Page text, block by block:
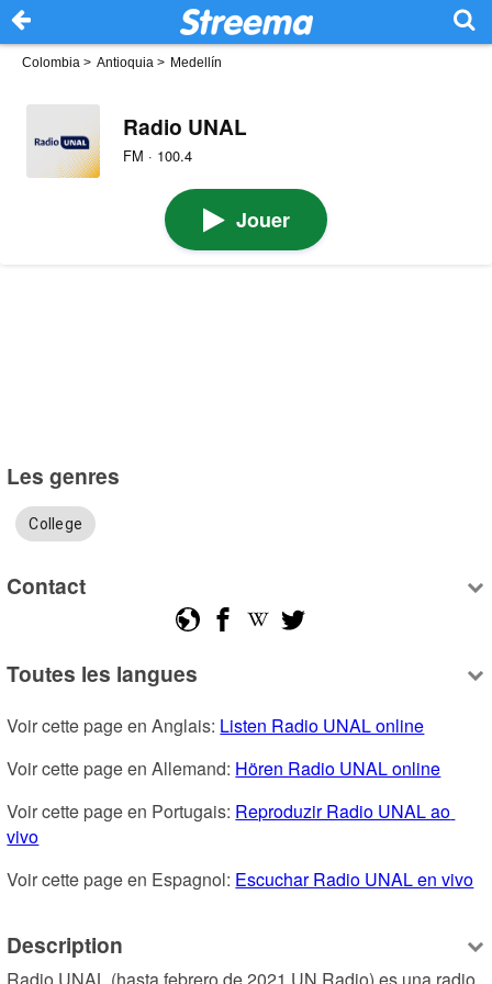
Colombia > Antioquia > Medellín
Radio UNAL
FM · 100.4
Jouer
Les genres
College
Contact
Toutes les langues
Voir cette page en Anglais: Listen Radio UNAL online
Voir cette page en Allemand: Hören Radio UNAL online
Voir cette page en Portugais: Reproduzir Radio UNAL ao
vivo
Voir cette page en Espagnol: Escuchar Radio UNAL en vivo
Description